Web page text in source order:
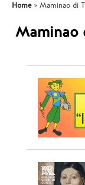
Home Maminao di
Maminao